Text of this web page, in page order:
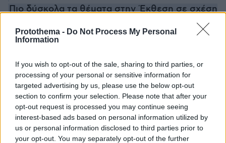
Protothema - Do Not Process My Personal
Information
If you wish to opt-out of the sale, sharing to third parties, or
processing of your personal or sensitive information for
targeted advertising by us, please use the below opt-out
section to confirm your selection. Please note that after your
opt-out request is processed you may continue seeing
interest-based ads based on personal information utilized by
us or personal information disclosed to third parties prior to
your opt-out. You may separately opt-out of the further
Πιο δύσκολα τα θέματα στην Έκθεση σε σχέση
με τα περσινά - Πώς τα σχολίασαν μαθητές και
καθηγητές
Ακολουθήστε το protothema.gr στο Google News
και μάθετε πρώτοι όλες τις ειδήσεις
Δείτε όλες τις τελευταίεςΕιδήσειςαπό την Ελλάδα
και τον Κόσμο, τη στιγμή που συμβαίνουν, στο
Protothema.gr